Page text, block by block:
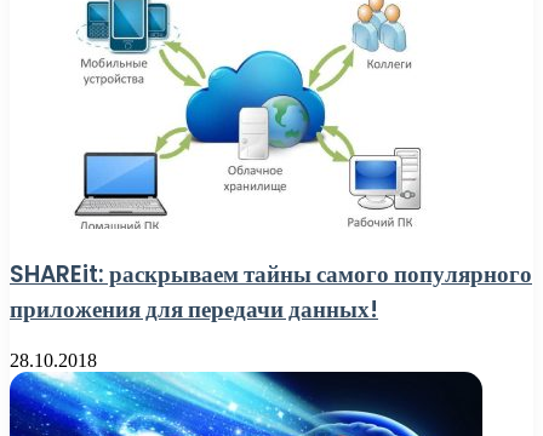
SHAREit: раскрываем тайны самого популярного
приложения для передачи данных!
28.10.2018